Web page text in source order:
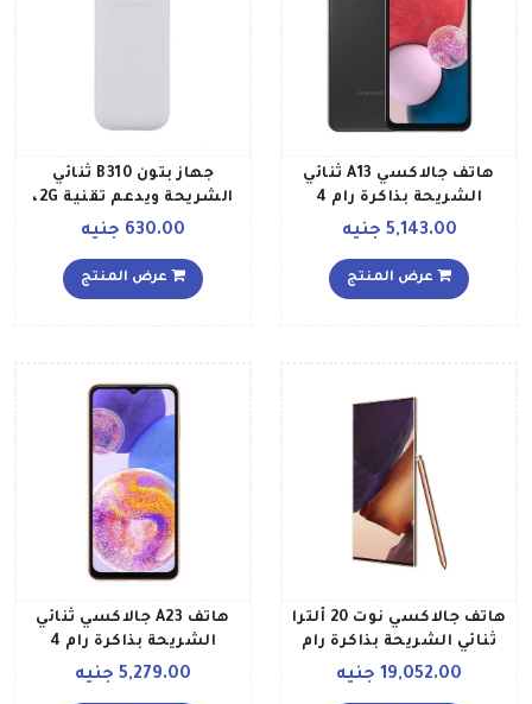
هاتف جالاكسي A13 ثنائي
الشريحة بذاكرة رام 4
بلون أسود إصدار الشرق
5,143.00 جنيه
عرض المنتج
جهاز بتون B310 ثنائي
الشريحة ويدعم تقنية 2G،
لون أبيض
630.00 جنيه
عرض المنتج
هاتف جالاكسي نوت 20 ألترا
ثنائي الشريحة بذاكرة رام
سعة 8 جيجابايت وذاكرة
19,052.00 جنيه
هاتف A23 جالاكسي ثنائي
الشريحة بذاكرة رام 4
5,279.00 جنيه